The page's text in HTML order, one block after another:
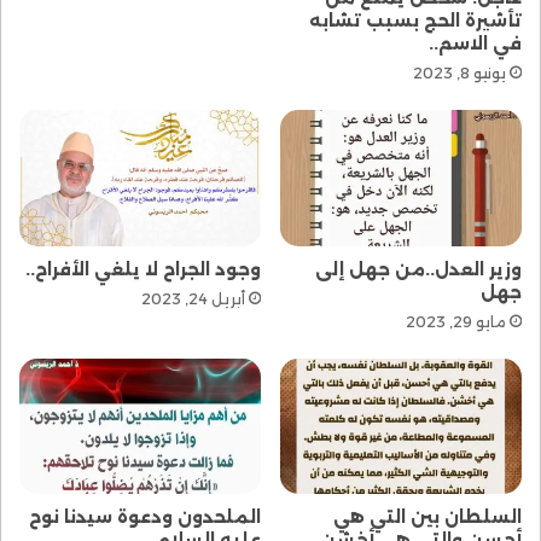
تأشيرة الحج بسبب تشابه
في الاسم..
يونيو 8, 2023
وزير العدل..من جهل إلى
جهل
مايو 29, 2023
وجود الجراح لا يلغي الأفراح..
أبريل 24, 2023
السلطان بين التي هي
الملحدون ودعوة سيدنا نوح